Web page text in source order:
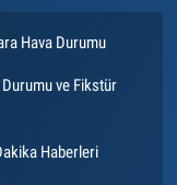
Hava Durumu
Durumu ve Fikstür
Haberleri